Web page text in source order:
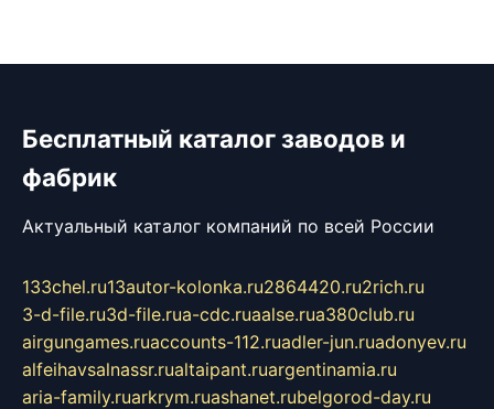
Бесплатный каталог заводов и
фабрик
Актуальный каталог компаний по всей России
133chel.ru13autor-kolonka.ru2864420.ru2rich.ru
3-d-file.ru3d-file.rua-cdc.ruaalse.rua380club.ru
airgungames.ruaccounts-112.ruadler-jun.ruadonyev.ru
alfeihavsalnassr.rualtaipant.ruargentinamia.ru
aria-family.ruarkrym.ruashanet.rubelgorod-day.ru